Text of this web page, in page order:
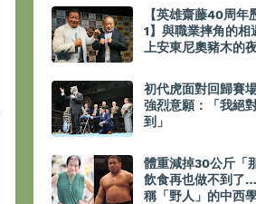
【英雄齋藤40周年
1】與職業摔角的相
上安東尼奧豬木的
初代虎面對回歸賽
強烈意願：「我絕
到」
體重減掉30公斤「
飲食再也做不到了
稱「野人」的中西